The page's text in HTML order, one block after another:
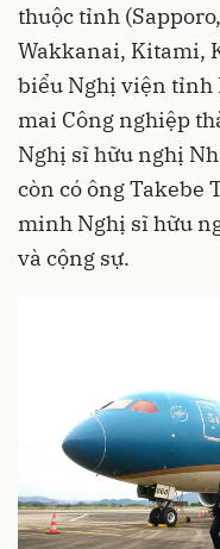
thuộc tỉnh
Wakkanai, Kitami,
biểu Nghị viện tỉnh
mai Công nghiệp
Nghị sĩ hữu nghị
còn có ông Takebe
minh Nghị sĩ hữu
và cộng sự.